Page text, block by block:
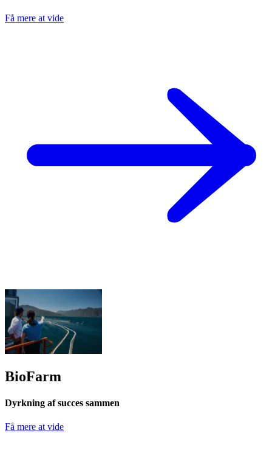
Få mere at vide
BioFarm
Dyrkning af succes sammen
Få mere at vide